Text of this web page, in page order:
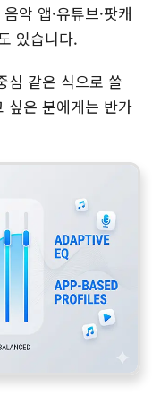
악 앱·유튜브·팟캐
있습니다.
심 같은 식으로 쓸
싶은 분에게는 반가